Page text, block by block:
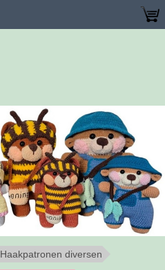
Haakpatronen diversen